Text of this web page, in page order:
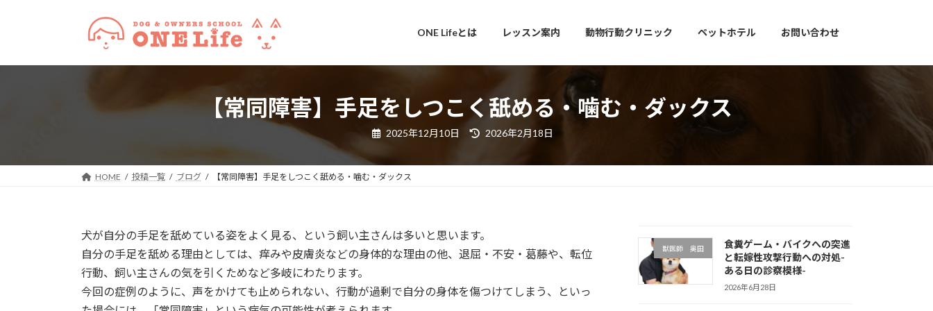
ONE Lifeとは レッスン案内 動物行動クリニック ペットホテル お問い合わせ
【常同障害】手足をしつこく舐める・噛む・ダックス
2025年12月10日
最
2026年2月18日
HOME 投稿一覧 ブログ 【常同障害】手足をしつこく舐める・噛む・ダックス
犬が自分の手足を舐めている姿をよく見る、という飼い主さんは多いと思います。
自分の手足を舐める理由としては、痒みや皮膚炎などの身体的な理由の他、退屈・不安・葛藤や、転位
行動、飼い主さんの気を引くためなど多岐にわたります。
今回の症例のように、声をかけても止められない、行動が過剰で自分の身体を傷つけてしまう、といっ
獣医師 奥田
食糞ゲーム・バイクへの突進
と転嫁性攻撃行動への対処-
ある日の診察模様-
2026年6月28日